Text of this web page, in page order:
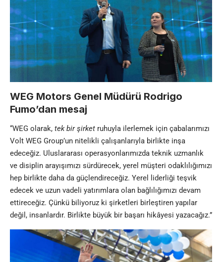
WEG Motors Genel Müdürü Rodrigo
Fumo’dan mesaj
“WEG olarak, tek bir şirket ruhuyla ilerlemek için çabalarımızı
Volt WEG Group’un nitelikli çalışanlarıyla birlikte inşa
edeceğiz. Uluslararası operasyonlarımızda teknik uzmanlık
ve disiplin arayışımızı sürdürecek, yerel müşteri odaklılığımızı
hep birlikte daha da güçlendireceğiz. Yerel liderliği teşvik
edecek ve uzun vadeli yatırımlara olan bağlılığımızı devam
ettireceğiz. Çünkü biliyoruz ki şirketleri birleştiren yapılar
değil, insanlardır. Birlikte büyük bir başarı hikâyesi yazacağız.”